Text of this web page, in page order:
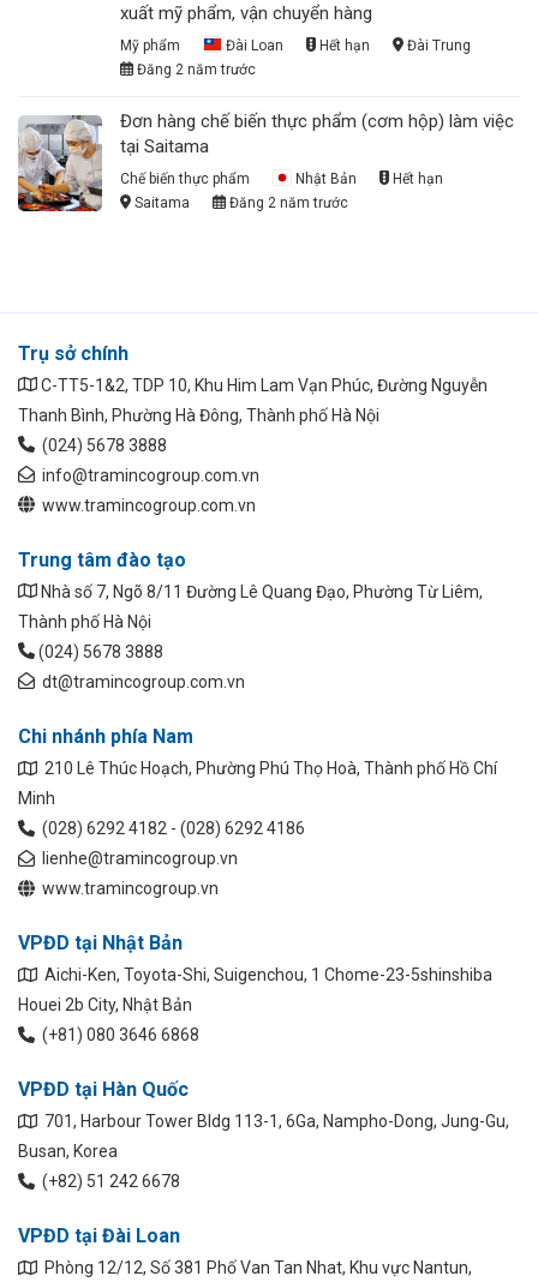
xuất mỹ phẩm, vận chuyển hàng
Mỹ phẩm Đài Loan Hết hạn
Đài Trung
Đăng 2 năm trước
Đơn hàng chế biến thực phẩm (cơm hộp) làm việc
tại Saitama
Chế biến thực phẩm Nhật Bản
Hết hạn
Saitama
Đăng 2 năm trước
Trụ sở chính
C-TT5-1&2, TDP 10, Khu Him Lam Vạn Phúc, Đường Nguyễn
Thanh Bình, Phường Hà Đông, Thành phố Hà Nội
(024) 5678 3888
info@tramincogroup.com.vn
www.tramincogroup.com.vn
Trung tâm đào tạo
Nhà số 7, Ngõ 8/11 Đường Lê Quang Đạo, Phường Từ Liêm,
Thành phố Hà Nội
(024) 5678 3888
dt@tramincogroup.com.vn
Chi nhánh phía Nam
210 Lê Thúc Hoạch, Phường Phú Thọ Hoà, Thành phố Hồ Chí
Minh
(028) 6292 4182 - (028) 6292 4186
lienhe@tramincogroup.vn
www.tramincogroup.vn
VPĐD tại Nhật Bản
Aichi-Ken, Toyota-Shi, Suigenchou, 1 Chome-23-5shinshiba
Houei 2b City, Nhật Bản
(+81) 080 3646 6868
VPĐD tại Hàn Quốc
701, Harbour Tower Bldg 113-1, 6Ga, Nampho-Dong, Jung-Gu,
Busan, Korea
(+82) 51 242 6678
VPĐD tại Đài Loan
Phòng 12/12, Số 381 Phố Van Tan Nhat, Khu vực Nantun,